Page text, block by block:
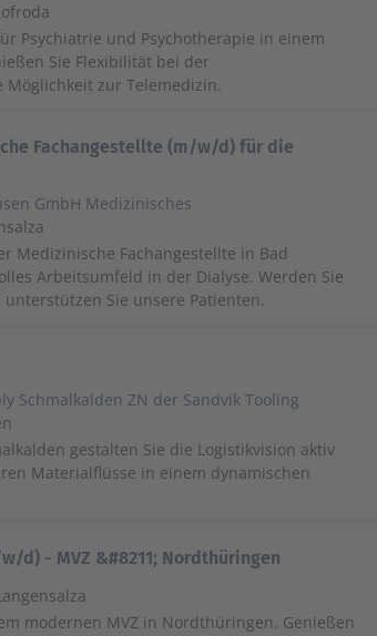
Psychiatrie und Psychotherapie in einem
Sie Flexibilität bei der
zur Telemedizin.
Fachangestellte (m/w/d) für die
GmbH Medizinisches
Medizinische Fachangestellte in Bad
Arbeitsumfeld in der Dialyse. Werden Sie
Sie unsere Patienten.
Schmalkalden ZN der Sandvik Tooling
gestalten Sie die Logistikvision aktiv
Materialflüsse in einem dynamischen
d) - MVZ &#8211; Nordthüringen
modernen MVZ in Nordthüringen. Genießen